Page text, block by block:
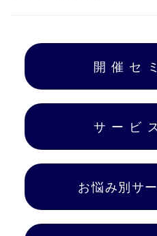
開 催 セ
サ ー ビ
お悩み別サ